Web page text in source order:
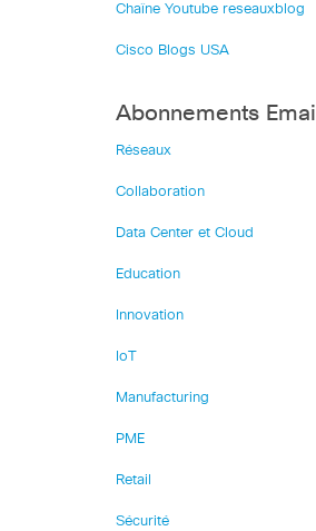
Chaîne Youtube reseauxblog
Cisco Blogs USA
Abonnements Email
Réseaux
Collaboration
Data Center et Cloud
Education
Innovation
IoT
Manufacturing
PME
Retail
Sécurité